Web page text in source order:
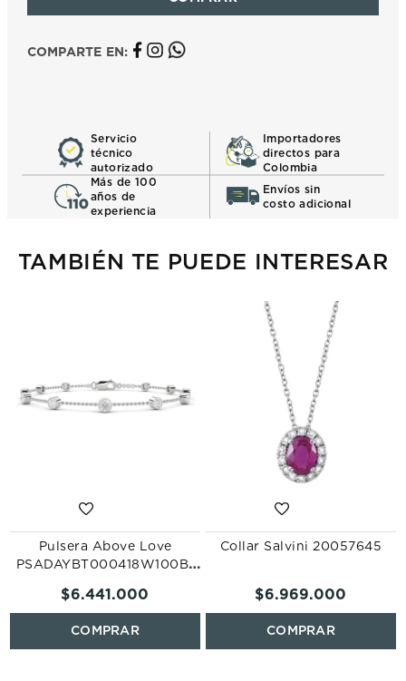
COMPARTE EN:
Servicio
técnico
autorizado
Importadores
directos para
Colombia
Más de 100
años de
experiencia
Envíos sin
costo adicional
TAMBIÉN TE PUEDE INTERESAR
Pulsera Above Love
PSADAYBT000418W100B-
$6.441.000
Collar Salvini 20057645
$6.969.000